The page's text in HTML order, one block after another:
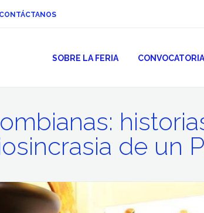
CONTÁCTANOS
SOBRE LA FERIA CONVOCATORIA
de un